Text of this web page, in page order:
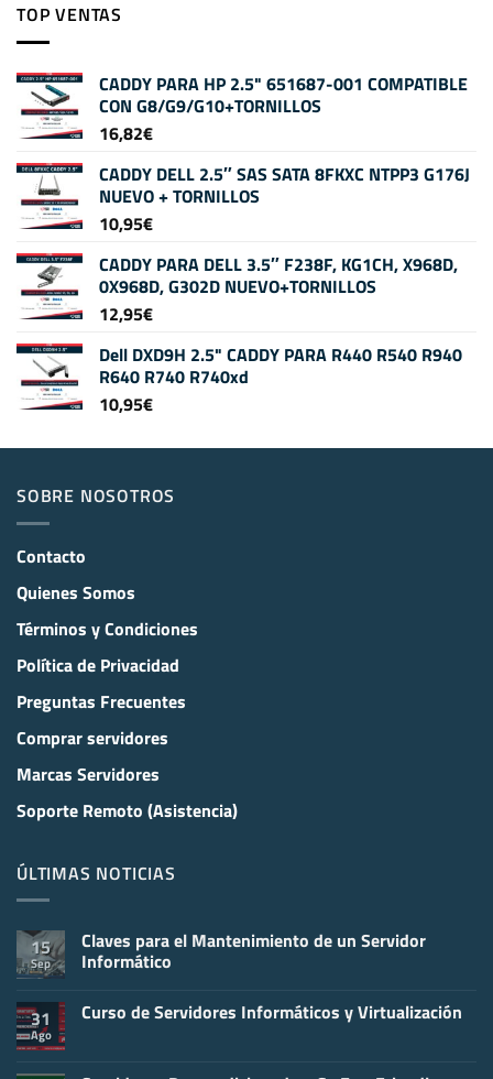
TOP VENTAS
CADDY PARA HP 2.5" 651687-001 COMPATIBLE
CON G8/G9/G10+TORNILLOS
16,82€
CADDY DELL 2.5″ SAS SATA 8FKXC NTPP3 G176J
NUEVO + TORNILLOS
10,95€
CADDY PARA DELL 3.5″ F238F, KG1CH, X968D,
0X968D, G302D NUEVO+TORNILLOS
12,95€
Dell DXD9H 2.5" CADDY PARA R440 R540 R940
R640 R740 R740xd
10,95€
SOBRE NOSOTROS
Contacto
Quienes Somos
Términos y Condiciones
Política de Privacidad
Preguntas Frecuentes
Comprar servidores
Marcas Servidores
Soporte Remoto (Asistencia)
ÚLTIMAS NOTICIAS
15
Sep
Claves para el Mantenimiento de un Servidor
Informático
comentarios
31
Ago
Curso de Servidores Informáticos y Virtualización